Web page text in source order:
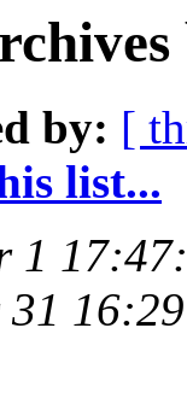
by: [
list...
1